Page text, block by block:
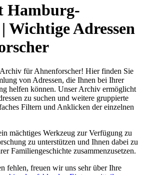
Hamburg-
Wichtige Adressen
für Ahnenforscher! Hier finden Sie
von Adressen, die Ihnen bei Ihrer
helfen können. Unser Archiv ermöglicht
zu suchen und weitere gruppierte
Filtern und Anklicken der einzelnen
mächtiges Werkzeug zur Verfügung zu
zu unterstützen und Ihnen dabei zu
Familiengeschichte zusammenzusetzen.
fehlen, freuen wir uns sehr über Ihre